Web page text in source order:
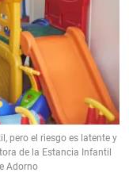
pero el riesgo es latente y
de la Estancia Infantil
Adorno